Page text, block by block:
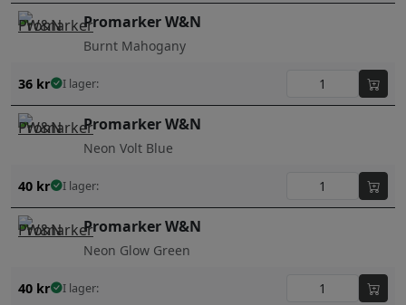
Promarker W&N
Burnt Mahogany
36 kr I lager:
Promarker W&N
Neon Volt Blue
40 kr I lager:
Promarker W&N
Neon Glow Green
40 kr I lager: